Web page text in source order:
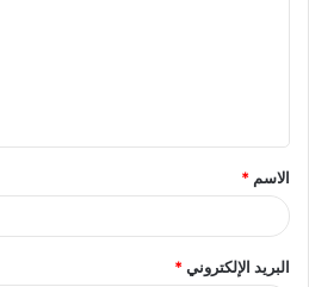
الاسم *
البريد الإلكتروني*